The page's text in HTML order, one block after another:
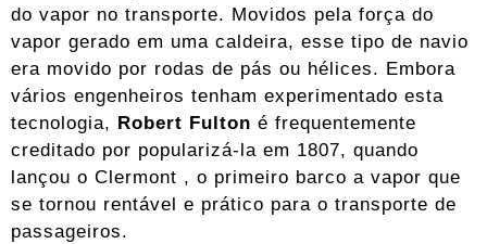
do vapor no transporte. Movidos pela força do
vapor gerado em uma caldeira, esse tipo de navio
era movido por rodas de pás ou hélices. Embora
vários engenheiros tenham experimentado esta
tecnologia, Robert Fulton é frequentemente
creditado por popularizá-la em 1807, quando
lançou o Clermont , o primeiro barco a vapor que
se tornou rentável e prático para o transporte de
passageiros.